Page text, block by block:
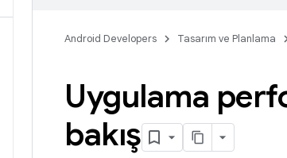
Android Developers Tasarım ve Planlama
Uygulama
bakış